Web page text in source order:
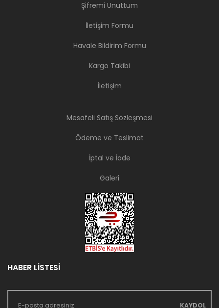
Şifremi Unuttum
İletişim Formu
Havale Bildirim Formu
Kargo Takibi
İletişim
Mesafeli Satış Sözleşmesi
Ödeme ve Teslimat
İptal ve İade
Galeri
HABER LİSTESİ
KAYDOL